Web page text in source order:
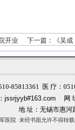
开业 下一篇： 《吴
85813361 医 疗：
jssrjyyb#163.com
网
地 址：无锡市惠河
医院 未经书面允许不得转